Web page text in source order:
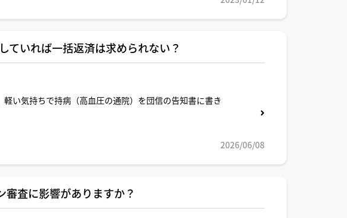
ていれば一括返済は求められない？
い気持ちで持病（高血圧の通院）を団信の告知書に書き
2026/06/08
査に影響がありますか？